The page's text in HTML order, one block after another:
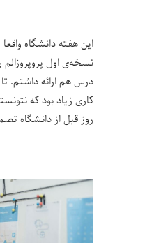
این هفته دانشگاه
نسخه‌ی اول پروپروزالم
درس هم ارائه داشتم.
کاری زیاد بود که
روز قبل از دانشگاه